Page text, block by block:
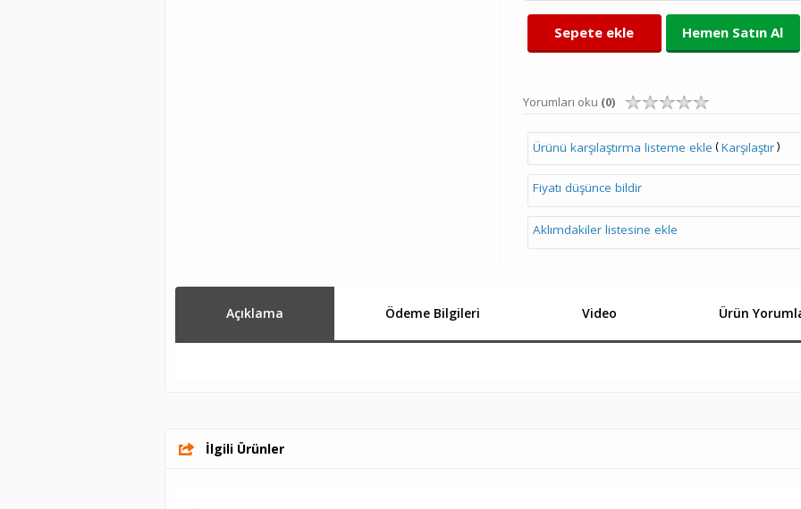
Sepete ekle Hemen Satın Al
Yorumları oku (0)
Ürünü karşılaştırma listeme ekle (Karşılaştır)
Fiyatı düşünce bildir
Aklımdakiler listesine ekle
Açıklama Ödeme Bilgileri Video Ürün
İlgili Ürünler